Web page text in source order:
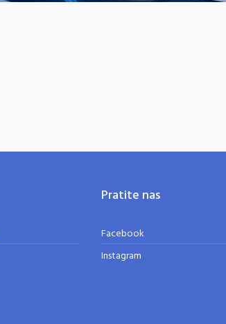
Pratite nas
Facebook
Instagram